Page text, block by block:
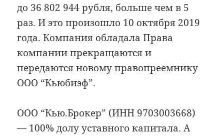
до 36 802 944 рубля, больше чем в 5
раз. И это произошло 10 октября 2019
года. Компания обладала Права
компании прекращаются и
передаются новому правопреемнику
ООО “Кьюбиэф”.
ООО “Кью.Брокер” (ИНН 9703003668)
— 100% долу уставного капитала. А